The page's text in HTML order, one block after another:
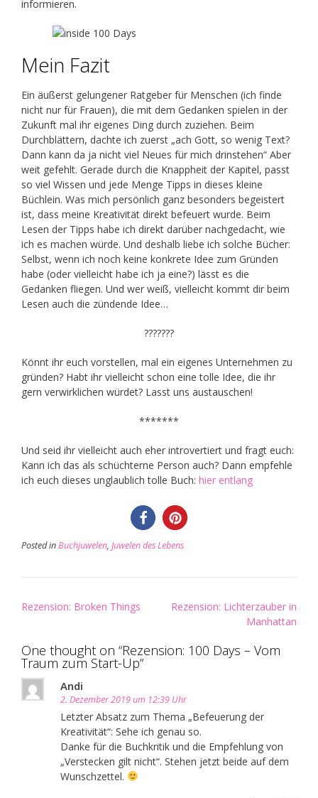
informieren.
Mein Fazit
Ein äußerst gelungener Ratgeber für Menschen (ich finde
nicht nur für Frauen), die mit dem Gedanken spielen in der
Zukunft mal ihr eigenes Ding durch zuziehen. Beim
Durchblättern, dachte ich zuerst „ach Gott, so wenig Text?
Dann kann da ja nicht viel Neues für mich drinstehen“ Aber
weit gefehlt. Gerade durch die Knappheit der Kapitel, passt
so viel Wissen und jede Menge Tipps in dieses kleine
Büchlein. Was mich persönlich ganz besonders begeistert
ist, dass meine Kreativität direkt befeuert wurde. Beim
Lesen der Tipps habe ich direkt darüber nachgedacht, wie
ich es machen würde. Und deshalb liebe ich solche Bücher:
Selbst, wenn ich noch keine konkrete Idee zum Gründen
habe (oder vielleicht habe ich ja eine?) lässt es die
Gedanken fliegen. Und wer weiß, vielleicht kommt dir beim
Lesen auch die zündende Idee…
???????
Könnt ihr euch vorstellen, mal ein eigenes Unternehmen zu
gründen? Habt ihr vielleicht schon eine tolle Idee, die ihr
gern verwirklichen würdet? Lasst uns austauschen!
*******
Und seid ihr vielleicht auch eher introvertiert und fragt euch:
Kann ich das als schüchterne Person auch? Dann empfehle
ich euch dieses unglaublich tolle Buch: hier entlang
Posted inBuchjuwelen, Juwelen des Lebens
Post
Rezension: Broken Things
Rezension: Lichterzauber in
Manhattan
One thought on “Rezension: 100 Days – Vom
Traum zum Start-Up”
Andi
2. Dezember 2019 um 12:39 Uhr
Letzter Absatz zum Thema „Befeuerung der
Kreativität“: Sehe ich genau so.
Danke für die Buchkritik und die Empfehlung von
„Verstecken gilt nicht“. Stehen jetzt beide auf dem
Wunschzettel.